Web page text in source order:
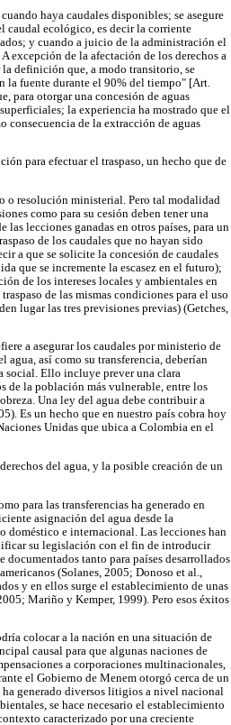
haya caudales disponibles; se asegure
caudal ecológico, es decir la corriente
y cuando a juicio de la administración el
excepción de la afectación de los derechos a
la definición que, a modo transitorio, se
la fuente durante el 90% del tiempo" [Art.
para otorgar una concesión de aguas
la experiencia ha mostrado que el
consecuencia de la extracción de aguas
para efectuar el traspaso, un hecho que de
o resolución ministerial. Pero tal modalidad
como para su cesión deben tener una
lecciones ganadas en otros países, para un
de los caudales que no hayan sido
a que se solicite la concesión de caudales
que se incremente la escasez en el futuro);
de los intereses locales y ambientales en
de las mismas condiciones para el uso
lugar las tres previsiones previas) (Getches,
a asegurar los caudales por ministerio de
así como su transferencia, deberían
social. Ello incluye prever una clara
de la población más vulnerable, entre los
Una ley del agua debe contribuir a
Es un hecho que en nuestro país cobra hoy
Unidas que ubica a Colombia en el
del agua, y la posible creación de un
para las transferencias ha generado en
asignación del agua desde la
e internacional. Las lecciones han
su legislación con el fin de introducir
documentados tanto para países desarrollados
(Solanes, 2005; Donoso et al.,
y en ellos surge el establecimiento de unas
Mariño y Kemper, 1999). Pero esos éxitos
colocar a la nación en una situación de
causal para que algunas naciones de
a corporaciones multinacionales,
el Gobierno de Menem otorgó cerca de un
generado diversos litigios a nivel nacional
se hace necesario el establecimiento
caracterizado por una creciente